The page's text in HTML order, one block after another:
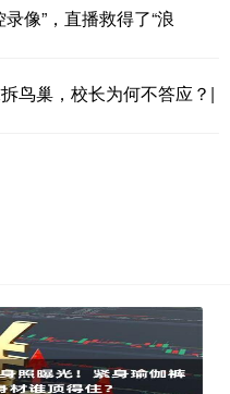
像”，直播救得了“浪
鸟巢，校长为何不答应？|